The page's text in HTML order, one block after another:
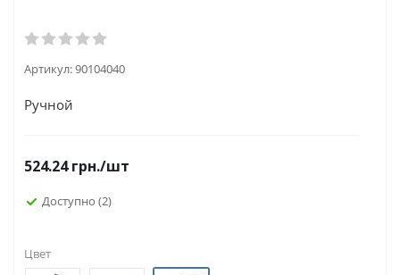
Артикул:90104040
Ручной
524.24грн./шт
Доступно (2)
Цвет